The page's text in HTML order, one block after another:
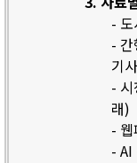
-
-
기
-
래)
- 웹
- AI